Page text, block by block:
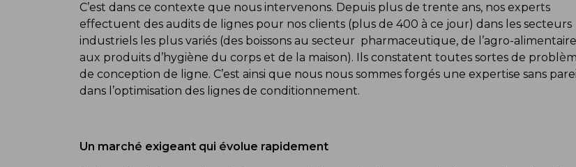
C’est dans ce contexte que nous intervenons. Depuis plus de trente ans, nos experts
effectuent des audits de lignes pour nos clients (plus de 400 à ce jour) dans les secteurs
industriels les plus variés (des boissons au secteur pharmaceutique, de l’agro-alimentaire
aux produits d’hygiène du corps et de la maison). Ils constatent toutes sortes de
de conception de ligne. C’est ainsi que nous nous sommes forgés une expertise sans
dans l’optimisation des lignes de conditionnement.
Un marché exigeant qui évolue rapidement